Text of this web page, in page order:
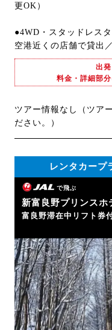
更OK）
●4WD・スタッドレス
空港近くの店舗で貸出
出
料金・詳細部
ツアー情報なし（ツア
ださい。）
レンタカープ
で飛ぶ
新富良野プリンスホ
富良野滞在中リフト券